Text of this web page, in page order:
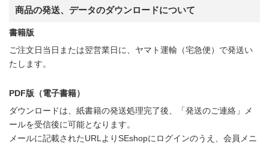
商品の発送、データのダウンロードについて
書籍版
ご注文日当日または翌営業日に、ヤマト運輸（宅急便）で発送い
たします。
PDF版（電子書籍）
ダウンロードは、紙書籍の発送処理完了後、「発送のご連絡」メ
ールを受信後に可能となります。
メールに記載されたURLよりSEshopにログインのうえ、会員メニ